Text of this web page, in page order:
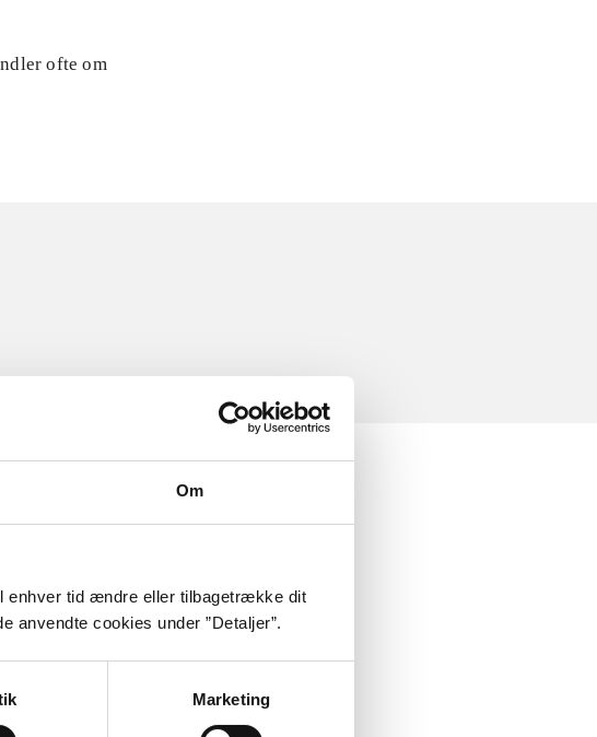
Om
enhver tid ændre eller tilbagetrække dit
anvendte cookies under ”Detaljer”.
Marketing
ofte om